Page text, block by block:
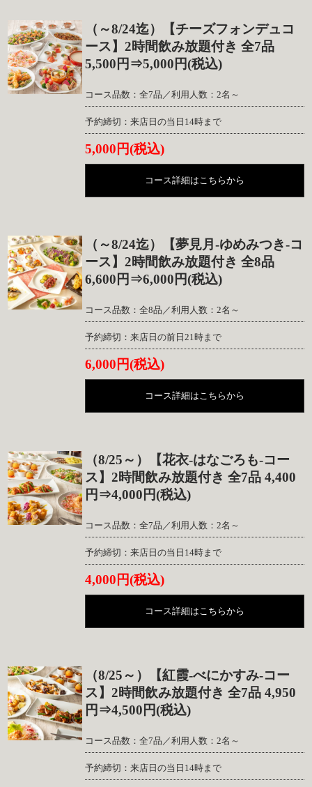
（～8/24迄）【チーズフォンデュコ
ース】2時間飲み放題付き 全7品
5,500円⇒5,000円(税込)
コース品数：全7品／利用人数：2名～
予約締切：来店日の当日14時まで
5,000円(税込)
コース詳細はこちらから
（～8/24迄）【夢見月-ゆめみつき-コ
ース】2時間飲み放題付き 全8品
6,600円⇒6,000円(税込)
コース品数：全8品／利用人数：2名～
予約締切：来店日の前日21時まで
6,000円(税込)
コース詳細はこちらから
（8/25～）【花衣-はなごろも-コー
ス】2時間飲み放題付き 全7品 4,400
円⇒4,000円(税込)
コース品数：全7品／利用人数：2名～
予約締切：来店日の当日14時まで
4,000円(税込)
コース詳細はこちらから
（8/25～）【紅霞-べにかすみ-コー
ス】2時間飲み放題付き 全7品 4,950
円⇒4,500円(税込)
コース品数：全7品／利用人数：2名～
予約締切：来店日の当日14時まで